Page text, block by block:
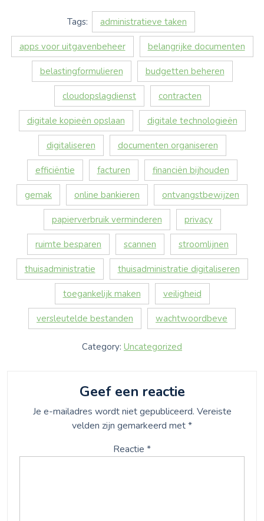
Tags: administratieve taken
apps voor uitgavenbeheer belangrijke documenten
belastingformulieren budgetten beheren
cloudopslagdienst contracten
digitale kopieën opslaan digitale technologieën
digitaliseren documenten organiseren
efficiëntie facturen financiën bijhouden
gemak online bankieren ontvangstbewijzen
papierverbruik verminderen privacy
ruimte besparen scannen stroomlijnen
thuisadministratie thuisadministratie digitaliseren
toegankelijk maken veiligheid
versleutelde bestanden wachtwoordbeve
Category: Uncategorized
Geef een reactie
Je e-mailadres wordt niet gepubliceerd. Vereiste
velden zijn gemarkeerd met*
Reactie *